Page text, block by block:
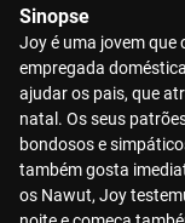
Sinopse
Joy é uma jovem
empregada
ajudar os pais, que
natal. Os seus
bondosos e
também gosta
os Nawut, Joy